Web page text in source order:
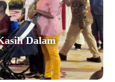
Dalam